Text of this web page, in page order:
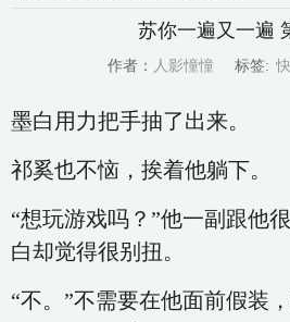
苏你一遍又一遍
作者： 人影憧憧 标签:
墨白用力把手抽了出来。
祁奚也不恼，挨着他躺下。
“想玩游戏吗？”他一副跟他
白却觉得很别扭。
“不。”不需要在他面前假装